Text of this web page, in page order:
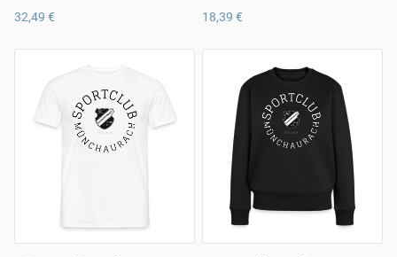
32,49 €
18,39 €